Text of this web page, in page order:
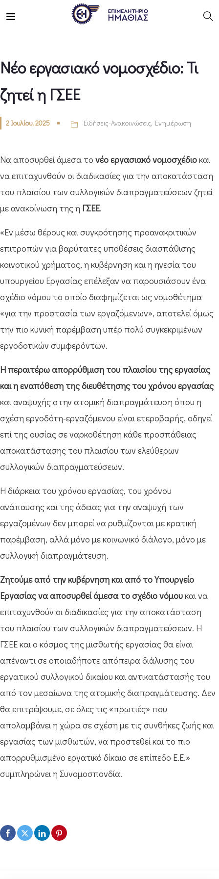
Νέο εργασιακό νομοσχέδιο: Τι
ζητεί η ΓΣΕΕ
2 Ιουλίου, 2025 Ειδήσεις-Ανακοινώσεις, Ενημέρωση
Να αποσυρθεί άμεσα το νέο εργασιακόνομοσχέδιοκαι
να επιταχυνθούν οι διαδικασίες για την αποκατάσταση
του πλαισίου των συλλογικών διαπραγματεύσεων ζητεί
με ανακοίνωση της η ΓΣΕΕ.
«Εν μέσω θέρους και συγκρότησης προανακριτικών
επιτροπών για βαρύτατες υποθέσεις διασπάθισης
κοινοτικού χρήματος, η κυβέρνηση και η ηγεσία του
υπουργείου Εργασίας επέλεξαν να παρουσιάσουν ένα
σχέδιο νόμου το οποίο διαφημίζεται ως νομοθέτημα
«για την προστασία των εργαζόμενων», αποτελεί όμως
την πιο κυνική παρέμβαση υπέρ πολύ συγκεκριμένων
εργοδοτικών συμφερόντων.
Η περαιτέρω απορρύθμιση του πλαισίου της εργασίας
και η εναπόθεση της διευθέτησης του χρόνου εργασίας
και αναψυχής στην ατομική διαπραγμάτευση όπου η
σχέση εργοδότη-εργαζόμενου είναι ετεροβαρής, οδηγεί
επί της ουσίας σε ναρκοθέτηση κάθε προσπάθειας
αποκατάστασης του πλαισίου των ελεύθερων
συλλογικών διαπραγματεύσεων.
Η διάρκεια του χρόνου εργασίας, του χρόνου
ανάπαυσης και της άδειας για την αναψυχή των
εργαζομένων δεν μπορεί να ρυθμίζονται με κρατική
παρέμβαση, αλλά μόνο με κοινωνικό διάλογο, μόνο με
συλλογική διαπραγμάτευση.
Ζητούμε από την κυβέρνηση και από το Υπουργείο
Εργασίας να αποσυρθεί άμεσα το σχέδιο νόμουκαι να
επιταχυνθούν οι διαδικασίες για την αποκατάσταση
του πλαισίου των συλλογικών διαπραγματεύσεων. Η
ΓΣΕΕ και ο κόσμος της μισθωτής εργασίας θα είναι
απέναντι σε οποιαδήποτε απόπειρα διάλυσης του
εργατικού συλλογικού δικαίου και αντικατάστασής του
από τον μεσαίωνα της ατομικής διαπραγμάτευσης. Δεν
θα επιτρέψουμε, σε όλες τις «πρωτιές» που
απολαμβάνει η χώρα σε σχέση με τις συνθήκες ζωής και
εργασίας των μισθωτών, να προστεθεί και το πιο
απορρυθμισμένο εργατικό δίκαιο σε επίπεδο Ε.Ε.»
συμπληρώνει η Συνομοσπονδία.